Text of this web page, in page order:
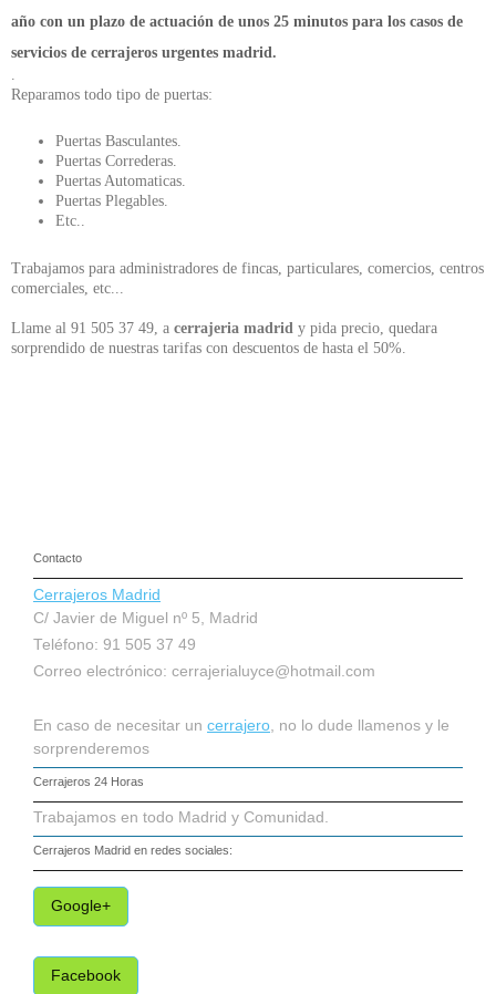
año con un plazo de actuación de unos 25 minutos para los casos de
servicios de cerrajeros urgentes madrid.
Reparamos todo tipo de puertas:
Puertas Basculantes.​
Puertas Correderas.
Puertas Automaticas.
Puertas Plegables.
Etc..
Trabajamos para administradores de fincas, particulares, comercios, centros
comerciales, etc...
Llame al 91 505 37 49, a cerrajeria madrid y pida precio, quedara
sorprendido de nuestras tarifas con descuentos de hasta el 50%.
Contacto
Cerrajeros Madrid
C/ Javier de Miguel nº 5, Madrid
Teléfono: 91 505 37 49
Correo electrónico: cerrajerialuyce@hotmail.com
En caso de necesitar un cerrajero, no lo dude llamenos y le
sorprenderemos
Cerrajeros 24 Horas
Trabajamos en todo Madrid y Comunidad.
Cerrajeros Madrid en redes sociales:
Google+
Facebook